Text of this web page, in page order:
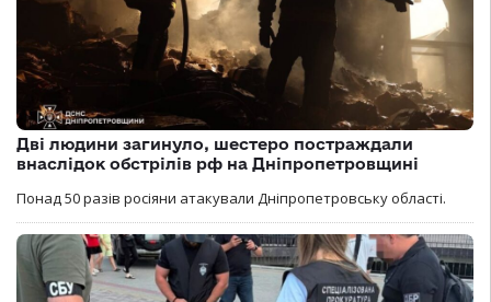
Дві людини загинуло, шестеро постраждали
внаслідок обстрілів рф на Дніпропетровщині
Понад 50 разів росіяни атакували Дніпропетровську області.